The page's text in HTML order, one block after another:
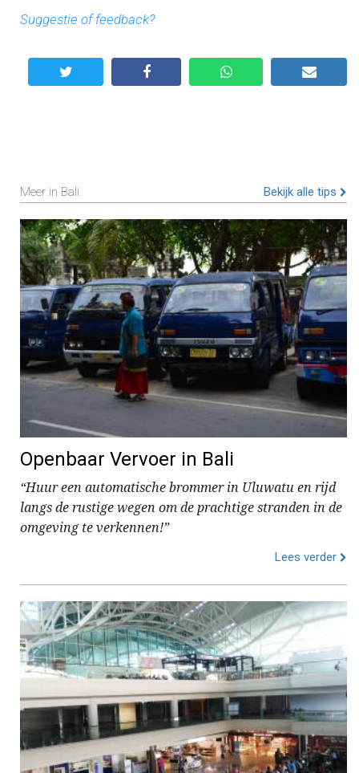
Suggestie of feedback?
Meer in Bali Bekijk alle tips
Openbaar Vervoer in Bali
“Huur een automatische brommer in Uluwatu en rijd
langs de rustige wegen om de prachtige stranden in de
omgeving te verkennen!”
Lees verder